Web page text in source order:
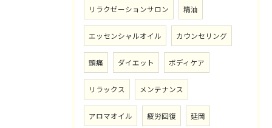
リラクゼーションサロン 精油
エッセンシャルオイル カウンセリング
頭痛 ダイエット ボディケア
リラックス メンテナンス
アロマオイル 疲労回復 延岡